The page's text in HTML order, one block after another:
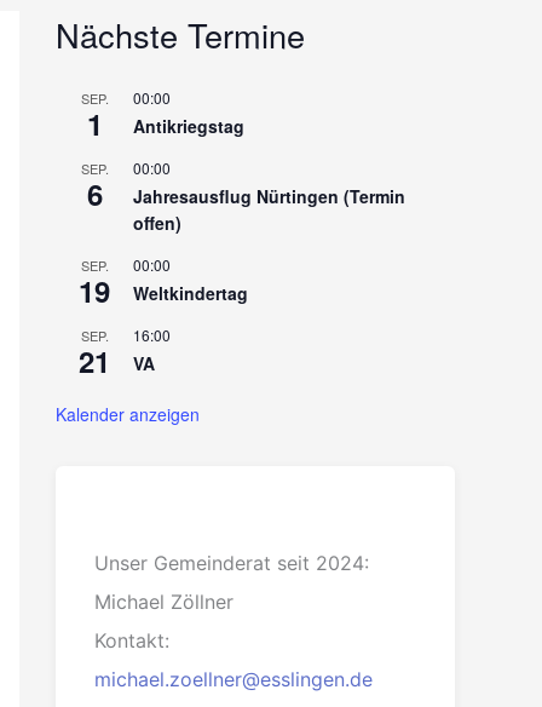
Nächste Termine
SEP.
1
00:00
Antikriegstag
SEP.
6
00:00
Jahresausflug Nürtingen (Termin
offen)
SEP.
19
00:00
Weltkindertag
SEP.
21
16:00
VA
Kalender anzeigen
Unser Gemeinderat seit 2024:
Michael Zöllner
Kontakt:
michael.zoellner@esslingen.de